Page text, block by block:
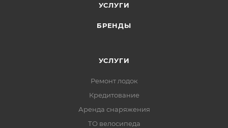
УСЛУГИ
БРЕНДЫ
УСЛУГИ
Ремонт лодок
Кредитование
Аренда снаряжения
ТО велосипеда